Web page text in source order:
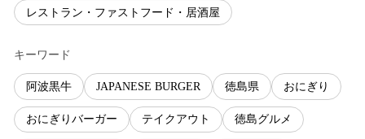
レストラン・ファストフード・居酒屋
キーワード
阿波黒牛 JAPANESE BURGER 徳島県 おにぎり
おにぎりバーガー テイクアウト 徳島グルメ